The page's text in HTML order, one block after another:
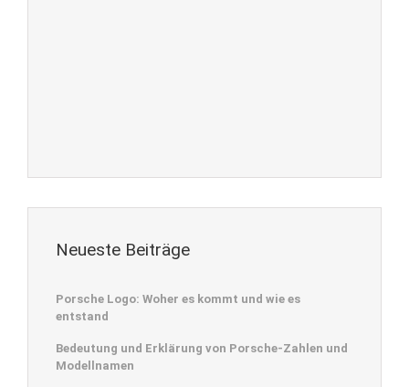
Neueste Beiträge
Porsche Logo: Woher es kommt und wie es
entstand
Bedeutung und Erklärung von Porsche-Zahlen und
Modellnamen